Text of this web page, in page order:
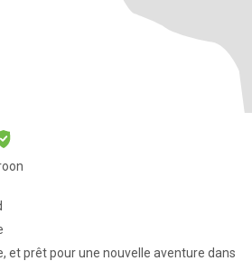
et prêt pour une nouvelle aventure dans